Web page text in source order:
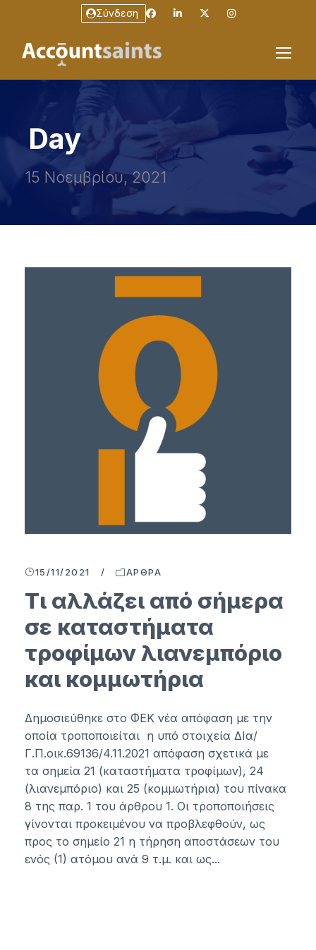
Σύνδεση
Day
15 Νοεμβρίου, 2021
15/11/2021 / ΆΡΘΡΑ
Τι αλλάζει από σήμερα
σε καταστήματα
τροφίμων λιανεμπόριο
και κομμωτήρια
Δημοσιεύθηκε στο ΦΕΚ νέα απόφαση με την
οποία τροποποιείται η υπό στοιχεία ΔΙα/
Γ.Π.οικ.69136/4.11.2021 απόφαση σχετικά με
τα σημεία 21 (καταστήματα τροφίμων), 24
(λιανεμπόριο) και 25 (κομμωτήρια) του πίνακα
8 της παρ. 1 του άρθρου 1. Οι τροποποιήσεις
γίνονται προκειμένου να προβλεφθούν, ως
προς το σημείο 21 η τήρηση αποστάσεων του
ενός (1) ατόμου ανά 9 τ.μ. και ως...